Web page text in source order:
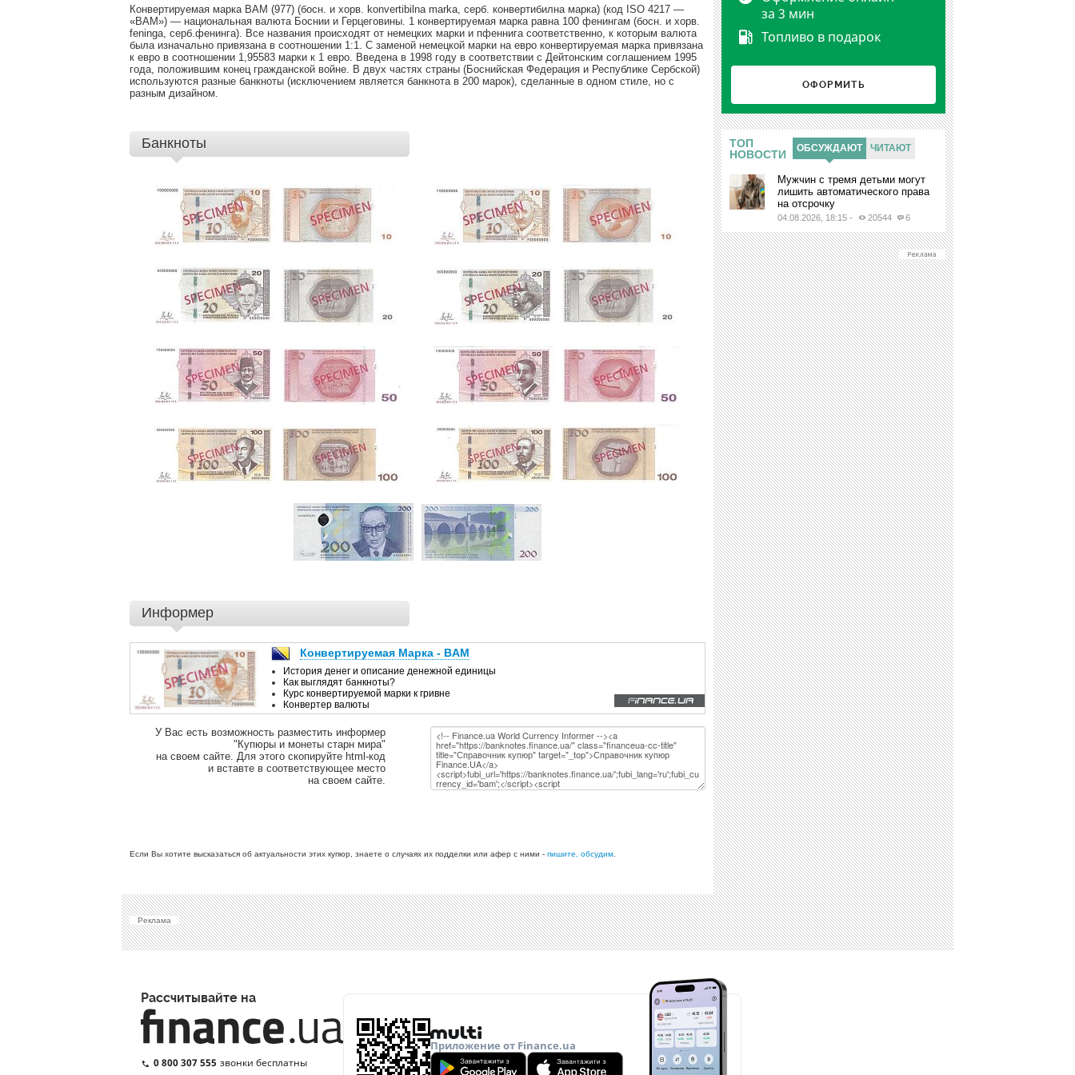
КУРСЫ МЕТАЛЛОВ
КРЕДИТАМ
РЕЙТИНГ ДЕБЕТОВЫХ КАРТ
ЕЖЕМЕСЯЧНЫЙ ОБЗОР
КЕШБЭКА
ПУТЕВОДИТЕЛИ ПО
НЕСЧАСТНЫХ СЛУЧАЕВ
ПУТЕВОДИТЕЛИ ПО
СТРАХОВАНИЮ
ВСЕ СТРАХОВЫЕ ПОЛИСЫ
СТРАХОВЫЕ КОМПАНИИ
ДОСТАВКА И ОПЛАТА
КОНТАКТЫ
Конвертируемая марка BAM (977) (босн. и хорв. konvertibilna marka, серб. конвертибилна марка) (код ISO 4217 —
«BAM») — национальная валюта Боснии и Герцеговины. 1 конвертируемая марка равна 100 фенингам (босн. и хорв.
feninga, серб.фенинга). Все названия происходят от немецких марки и пфеннига соответственно, к которым валюта
была изначально привязана в соотношении 1:1. С заменой немецкой марки на евро конвертируемая марка привязана
к евро в соотношении 1,95583 марки к 1 евро. Введена в 1998 году в соответствии с Дейтонским соглашением 1995
года, положившим конец гражданской войне. В двух частях страны (Боснийская Федерация и Республике Сербской)
используются разные банкноты (исключением является банкнота в 200 марок), сделанные в одном стиле, но с
разным дизайном.
Банкноты
Информер
У Вас есть возможность разместить информер
"Купюры и монеты старн мира"
на своем сайте. Для этого скопируйте html-код
и вставте в соответствующее место
на своем сайте.
Если Вы хотите высказаться об актуальности этих купюр, знаете о случаях их подделки или афер с ними - пишите, обсудим
за 3 мин
Топливо в подарок
ОФОРМИТЬ
ТОП
НОВОСТИ
ОБСУЖДАЮТ ЧИТАЮТ
Мужчин с тремя детьми могут
лишить автоматического права
на отсрочку
04.08.2026, 18:15 - 20544 6
Реклама
Рассчитывайте на
0 800 307 555 звонки бесплатны
Приложение от Finance.ua